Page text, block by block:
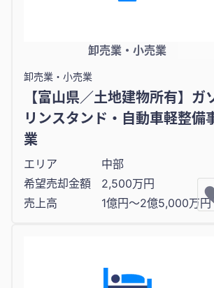
卸売業・小売業
卸売業・小売業
【富山県／土地建物所有】ガ
リンスタンド・自動車軽整備
業
エリア
中部
希望売却金額
2,500万円
売上高
1億円〜2億5,000万円